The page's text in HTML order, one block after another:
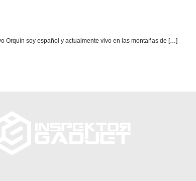
Orquín soy español y actualmente vivo en las montañas de […]